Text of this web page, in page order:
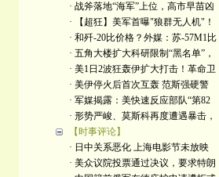
· 战斧落地“海军”上位，高市早苗凶
· 【超狂】美军首曝"狼群无人机"！
· 和歼-20比价格？外媒：苏-57M1比
· 五角大楼扩大科研限制“黑名单”，
· 美1日2波狂轰伊扩大打击！革命卫
· 美伊停火后首次互轰 范斯强硬警
· 军媒揭露：美快速反应部队“第82
· 形势严峻、莫斯科再度遭遇暴击，
【时事评论】
· 日中关系恶化 上海电影节未放映
· 美众议院投票通过决议，要求特朗